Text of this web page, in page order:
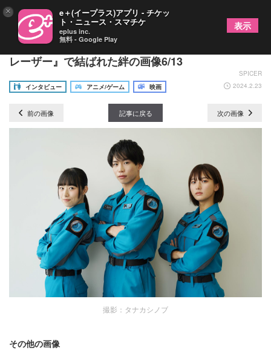
搗宮姫奈×内藤好美×梶原颯が感謝『ウルトラマンブ
レーザー』で結ばれた絆の画像6/13
SPICER
インタビュー
アニメ/ゲーム 映画 2024.2.23
前の画像 記事に戻る 次の画像
撮影：タナカシノブ
その他の画像
× e＋(イープラス)アプリ - チケッ
ト・ニュース・スマチケ
eplus inc.
無料 - Google Play
表示